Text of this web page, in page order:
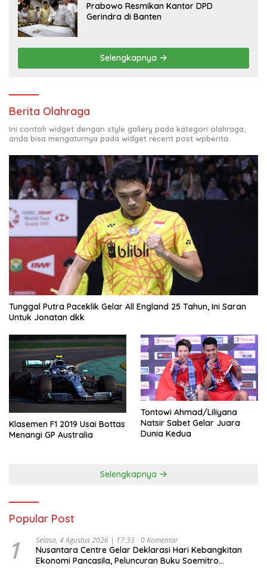
Prabowo Resmikan Kantor DPD
Gerindra di Banten
Selengkapnya
Berita Olahraga
Ini contoh widget dengan style gallery pada kategori olahraga,
anda bisa mengaturnya pada widget recent post wpberita.
Tunggal Putra Paceklik Gelar All England 25 Tahun, Ini Saran
Untuk Jonatan dkk
Klasemen F1 2019 Usai Bottas
Menangi GP Australia
Tontowi Ahmad/Liliyana
Natsir Sabet Gelar Juara
Dunia Kedua
Selengkapnya
Popular Post
1 Selasa, 4 Agustus 2026 | 17:33 0 Komentar
Nusantara Centre Gelar Deklarasi Hari Kebangkitan
Ekonomi Pancasila, Peluncuran Buku Soemitro